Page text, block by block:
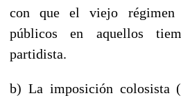
con que el viejo régimen
públicos en aquellos
partidista.
b) La imposición colosista